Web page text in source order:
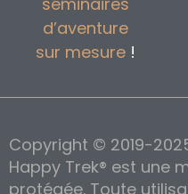
d’aventure
sur mesure !
Copyright © 2019-
Happy Trek® est une
protégée. Toute